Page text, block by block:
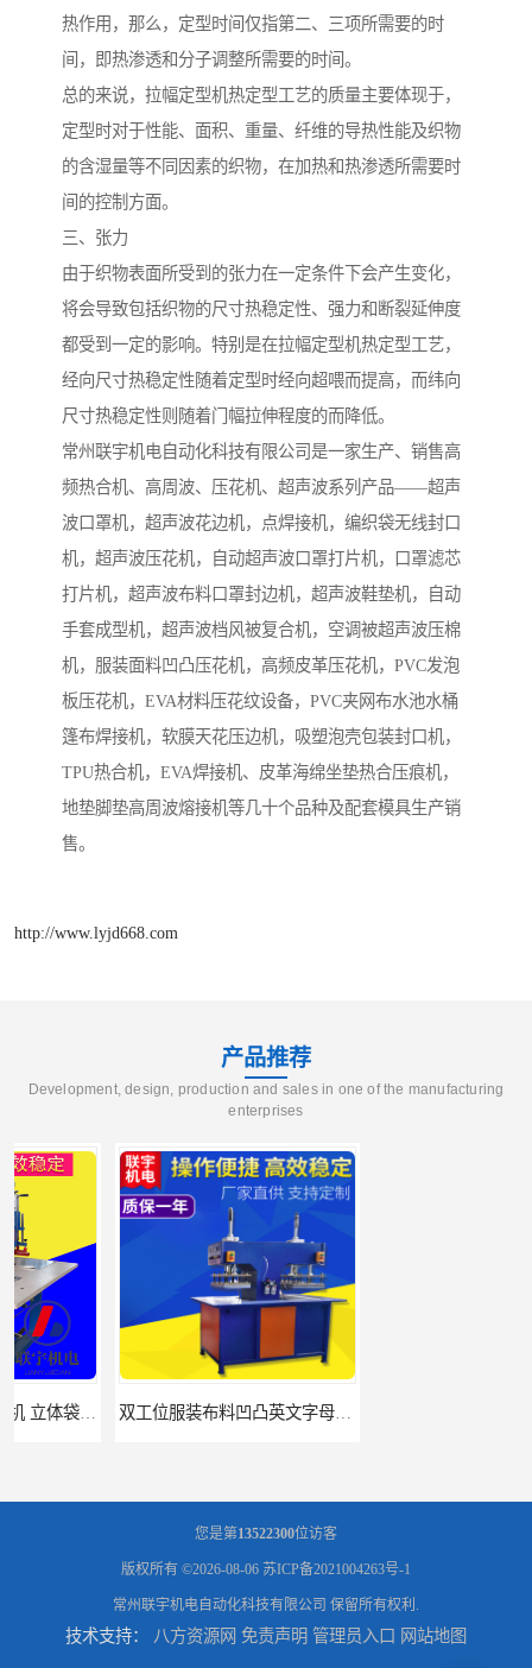
热作用，那么，定型时间仅指第二、三项所需要的时
间，即热渗透和分子调整所需要的时间。
总的来说，拉幅定型机热定型工艺的质量主要体现于，
定型时对于性能、面积、重量、纤维的导热性能及织物
的含湿量等不同因素的织物，在加热和热渗透所需要时
间的控制方面。
三、张力
由于织物表面所受到的张力在一定条件下会产生变化，
将会导致包括织物的尺寸热稳定性、强力和断裂延伸度
都受到一定的影响。特别是在拉幅定型机热定型工艺，
经向尺寸热稳定性随着定型时经向超喂而提高，而纬向
尺寸热稳定性则随着门幅拉伸程度的而降低。
常州联宇机电自动化科技有限公司是一家生产、销售高
频热合机、高周波、压花机、超声波系列产品——超声
波口罩机，超声波花边机，点焊接机，编织袋无线封口
机，超声波压花机，自动超声波口罩打片机，口罩滤芯
打片机，超声波布料口罩封边机，超声波鞋垫机，自动
手套成型机，超声波档风被复合机，空调被超声波压棉
机，服装面料凹凸压花机，高频皮革压花机，PVC发泡
板压花机，EVA材料压花纹设备，PVC夹网布水池水桶
篷布焊接机，软膜天花压边机，吸塑泡壳包装封口机，
TPU热合机，EVA焊接机、皮革海绵坐垫热合压痕机，
地垫脚垫高周波熔接机等几十个品种及配套模具生产销
售。
http://www.lyjd668.com
产品推荐
Development, design, production and sales in one of the manufacturing
enterprises
双工位服装布料凹凸英文字母压字机找联宇制造厂
您是第13522300位访客
版权所有 ©2026-08-06 苏ICP备2021004263号-1
常州联宇机电自动化科技有限公司 保留所有权利.
技术支持： 八方资源网 免责声明 管理员入口 网站地图